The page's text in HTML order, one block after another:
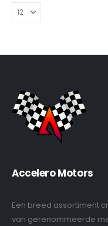
Accelero Motors
Een breed assortiment
van gerenommeerde